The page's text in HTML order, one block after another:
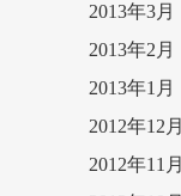
2013年3月
2013年2月
2013年1月
2012年12月
2012年11月